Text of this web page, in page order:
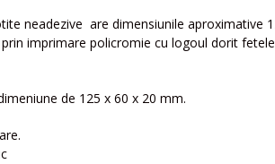
neadezive are dimensiunile aproximative
imprimare policromie cu logoul dorit
de 125 x 60 x 20 mm.